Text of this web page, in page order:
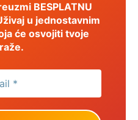
BESPLATNU
u jednostavnim
će osvojiti tvoje